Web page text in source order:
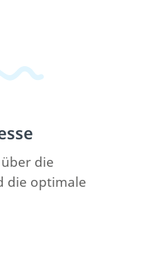
die
die optimale